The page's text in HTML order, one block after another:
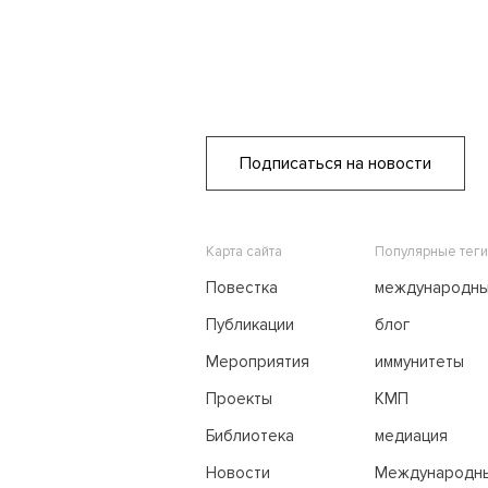
Подписаться на новости
Карта сайта
Повестка
Публикации
Мероприятия
Проекты
Библиотека
Новости
Популярные теги
блог
иммунитеты
КМП
медиация